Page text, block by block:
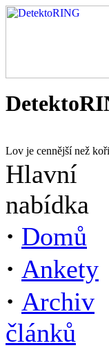
Lov je cennější než
Hlavní
nabídka
· Domů
· Ankety
· Archiv
článků